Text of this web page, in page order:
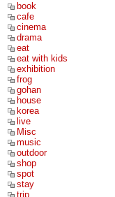
book
cafe
cinema
drama
eat
eat with kids
exhibition
frog
gohan
house
korea
live
Misc
music
outdoor
shop
spot
stay
trip